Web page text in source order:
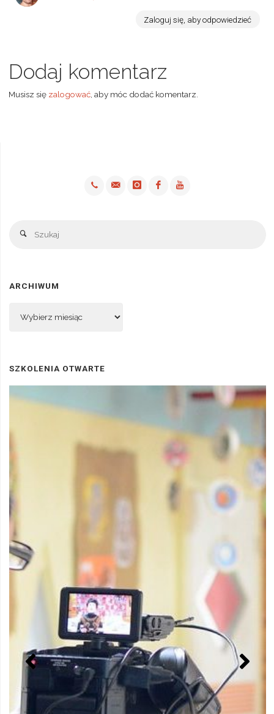
Zaloguj się, aby odpowiedzieć
Dodaj komentarz
Musisz się zalogować, aby móc dodać komentarz.
Szukaj
ARCHIWUM
SZKOLENIA OTWARTE